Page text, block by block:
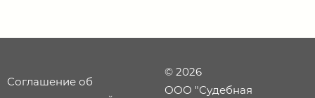
Соглашение об
© 2026
ООО "Судебная